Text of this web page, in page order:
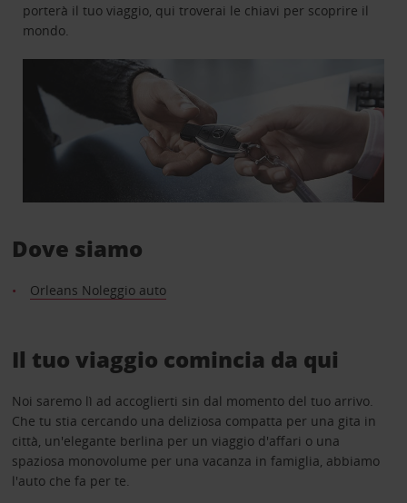
porterà il tuo viaggio, qui troverai le chiavi per scoprire il
mondo.
Dove siamo
Orleans Noleggio auto
Il tuo viaggio comincia da qui
Noi saremo lì ad accoglierti sin dal momento del tuo arrivo.
Che tu stia cercando una deliziosa compatta per una gita in
città, un'elegante berlina per un viaggio d'affari o una
spaziosa monovolume per una vacanza in famiglia, abbiamo
l'auto che fa per te.